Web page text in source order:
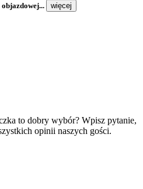
więcej
to dobry wybór? Wpisz pytanie,
opinii naszych gości.